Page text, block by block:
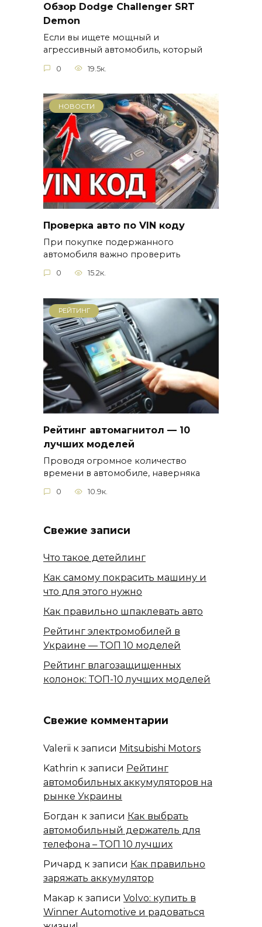
Обзор Dodge Challenger SRT
Demon
Если вы ищете мощный и
агрессивный автомобиль, который
0 19.5к.
НОВОСТИ
Проверка авто по VIN коду
При покупке подержанного
автомобиля важно проверить
0 15.2к.
РЕЙТИНГ
Рейтинг автомагнитол — 10
лучших моделей
Проводя огромное количество
времени в автомобиле, наверняка
0 10.9к.
Свежие записи
Что такое детейлинг
Как самому покрасить машину и
что для этого нужно
Как правильно шпаклевать авто
Рейтинг электромобилей в
Украине — ТОП 10 моделей
Рейтинг влагозащищенных
колонок: ТОП-10 лучших моделей
Свежие комментарии
Valerii к записи Mitsubishi Motors
Kathrin к записи Рейтинг
автомобильных аккумуляторов на
рынке Украины
Богдан к записи Как выбрать
автомобильный держатель для
телефона – ТОП 10 лучших
Ричард к записи Как правильно
заряжать аккумулятор
Макар к записи Volvo: купить в
Winner Automotive и радоваться